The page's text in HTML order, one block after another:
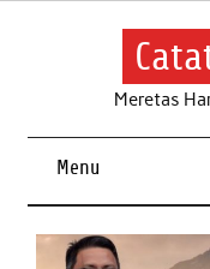
Skip
Meretas
Menu